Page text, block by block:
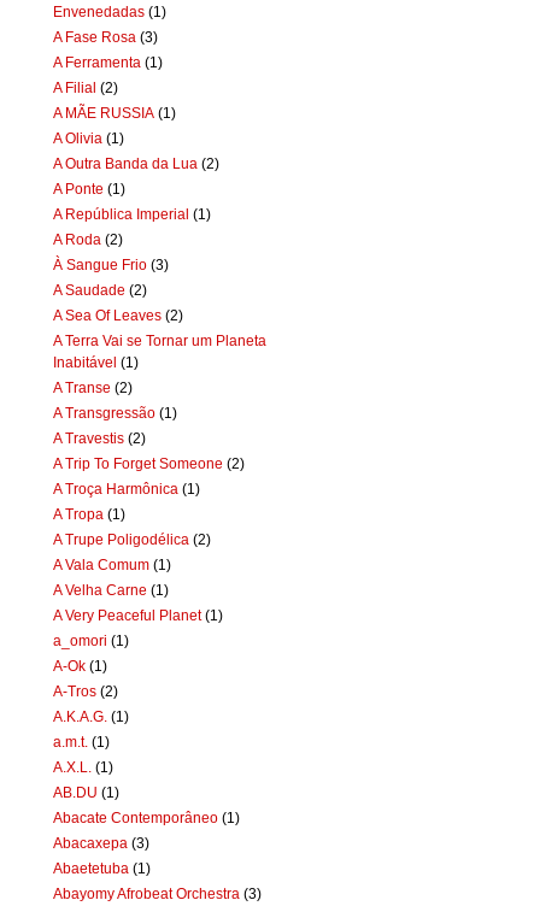
Envenedadas (1)
A Fase Rosa (3)
A Ferramenta (1)
A Filial (2)
A MÃE RUSSIA (1)
A Olivia (1)
A Outra Banda da Lua (2)
A Ponte (1)
A República Imperial (1)
A Roda (2)
À Sangue Frio (3)
A Saudade (2)
A Sea Of Leaves (2)
A Terra Vai se Tornar um Planeta
Inabitável (1)
A Transe (2)
A Transgressão (1)
A Travestis (2)
A Trip To Forget Someone (2)
A Troça Harmônica (1)
A Tropa (1)
A Trupe Poligodélica (2)
A Vala Comum (1)
A Velha Carne (1)
A Very Peaceful Planet (1)
a_omori (1)
A-Ok (1)
A-Tros (2)
A.K.A.G. (1)
a.m.t. (1)
A.X.L.
(1)
AB.DU (1)
Abacate Contemporâneo (1)
Abacaxepa (3)
Abaetetuba (1)
Abayomy Afrobeat Orchestra (3)